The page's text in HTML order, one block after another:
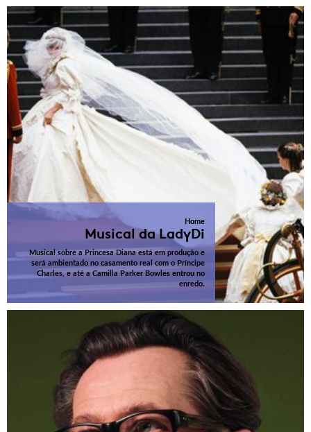
Home
Musical da LadyDi
Musical sobre a Princesa Diana está em produção e
será ambientado no casamento real com o Príncipe
Charles, e até a Camilla Parker Bowles entrou no
enredo.